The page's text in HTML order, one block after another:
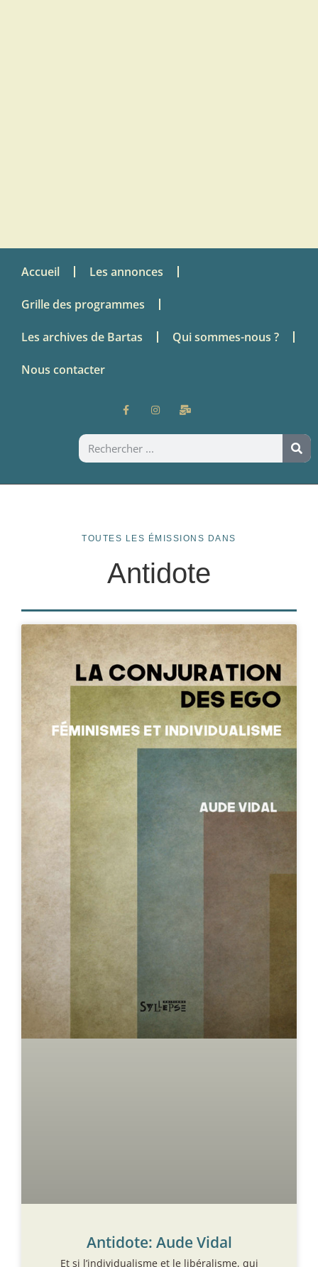
Accueil Les annonces
Grille des programmes
Les archives de Bartas Qui sommes-nous ?
Nous contacter
TOUTES LES ÉMISSIONS DANS
Antidote
Antidote: Aude Vidal
Et si l’individualisme et le libéralisme, qui